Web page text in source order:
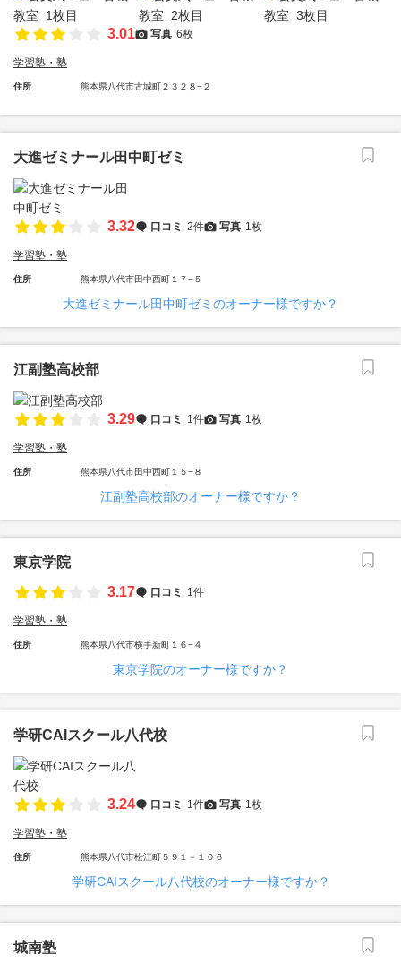
3.01 写真 6枚
学習塾・塾
住所 熊本県八代市古城町２３２８−２
大進ゼミナール田中町ゼミ
3.32 口コミ 2件 写真 1枚
学習塾・塾
住所 熊本県八代市田中西町１７−５
大進ゼミナール田中町ゼミのオーナー様ですか？
江副塾高校部
3.29 口コミ 1件 写真 1枚
学習塾・塾
住所 熊本県八代市田中西町１５−８
江副塾高校部のオーナー様ですか？
東京学院
3.17
口コミ 1件
学習塾・塾
住所 熊本県八代市横手新町１６−４
東京学院のオーナー様ですか？
学研CAIスクール八代校
3.24 口コミ 1件 写真 1枚
学習塾・塾
住所 熊本県八代市松江町５９１－１０６
学研CAIスクール八代校のオーナー様ですか？
城南塾